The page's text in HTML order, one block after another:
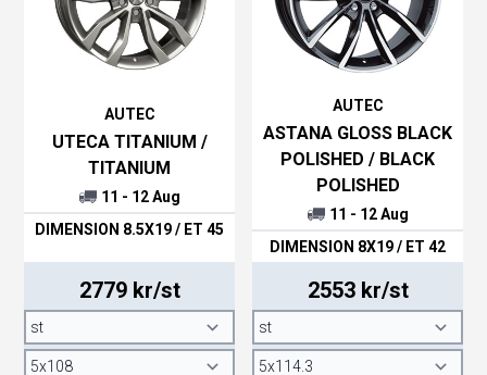
AUTEC
UTECA TITANIUM /
TITANIUM
11 - 12 Aug
DIMENSION 8.5X19 / ET 45
2779 kr/st
AUTEC
ASTANA GLOSS BLACK
POLISHED / BLACK
POLISHED
11 - 12 Aug
DIMENSION 8X19 / ET 42
2553 kr/st